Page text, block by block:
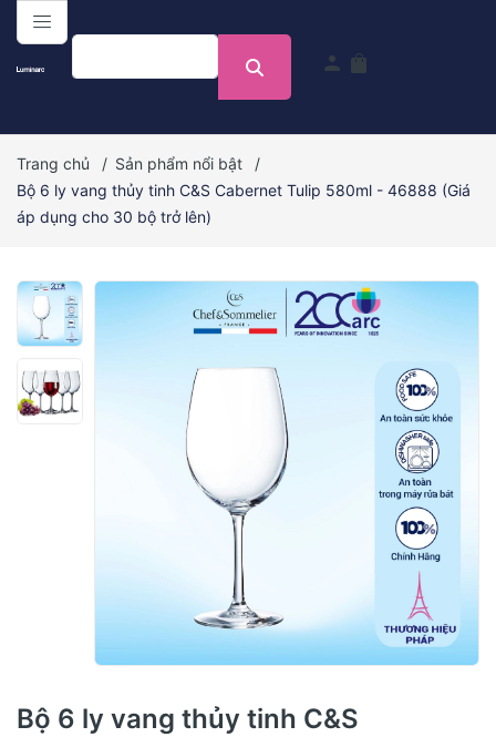
menu
person shopping_bag
Trang chủ / Sản phẩm nổi bật
/
Bộ 6 ly vang thủy tinh C&S Cabernet Tulip 580ml - 46888 (Giá
áp dụng cho 30 bộ trở lên)
Bộ 6 ly vang thủy tinh C&S